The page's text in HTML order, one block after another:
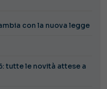
con la nuova legge
tutte le novità attese a